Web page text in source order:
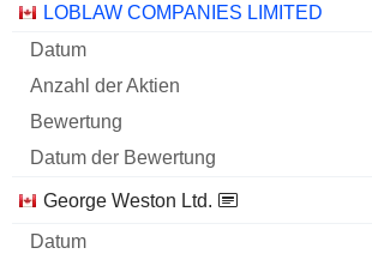
Unternehmen
Anzahl
LOBLAW COMPANIES LIMITED
George Weston Ltd.